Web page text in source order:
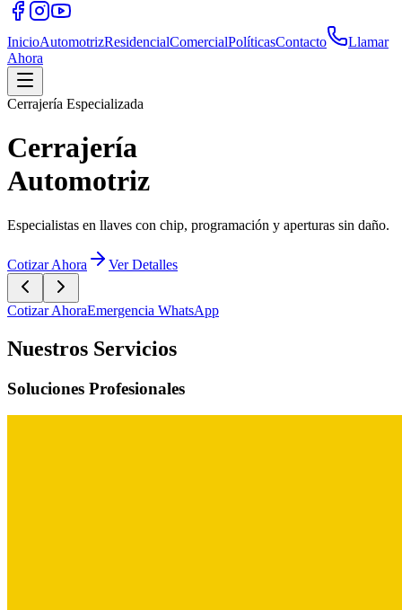
InicioAutomotrizResidencialComercialPolíticasContacto
Llamar
Ahora
Cerrajería Especializada
Cerrajería
Automotriz
Especialistas en llaves con chip, programación y aperturas sin daño.
Cotizar Ahora Ver Detalles
Cotizar AhoraEmergencia WhatsApp
Nuestros Servicios
Soluciones Profesionales